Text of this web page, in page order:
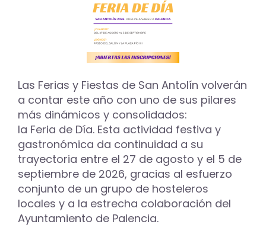
Las Ferias y Fiestas de San Antolín volverán
a contar este año con uno de sus pilares
más dinámicos y consolidados:
la Feria de Día. Esta actividad festiva y
gastronómica da continuidad a su
trayectoria entre el 27 de agosto y el 5 de
septiembre de 2026, gracias al esfuerzo
conjunto de un grupo de hosteleros
locales y a la estrecha colaboración del
Ayuntamiento de Palencia.